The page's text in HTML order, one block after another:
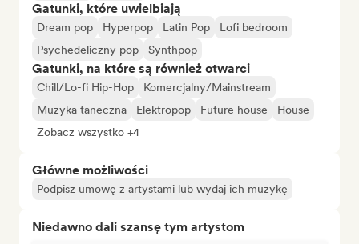
Gatunki, które uwielbiają
Dream pop Hyperpop Latin Pop
Lofi bedroom
Psychedeliczny pop
Synthpop
Gatunki, na które są również otwarci
Chill/Lo-fi Hip-Hop
Komercjalny/Mainstream
Muzyka taneczna
Elektropop Future house
House
Zobacz wszystko +4
Główne możliwości
Podpisz umowę z artystami lub wydaj ich muzykę
Niedawno dali szansę tym artystom